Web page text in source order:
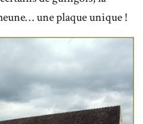
une plaque unique !